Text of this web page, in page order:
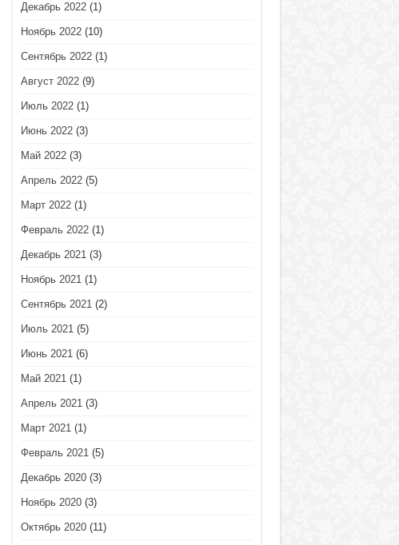
Декабрь 2022(1)
Ноябрь 2022(10)
Сентябрь 2022(1)
Август 2022(9)
Июль 2022(1)
Июнь 2022(3)
Май 2022(3)
Апрель 2022(5)
Март 2022(1)
Февраль 2022(1)
Декабрь 2021(3)
Ноябрь 2021(1)
Сентябрь 2021(2)
Июль 2021(5)
Июнь 2021(6)
Май 2021(1)
Апрель 2021(3)
Март 2021(1)
Февраль 2021(5)
Декабрь 2020(3)
Ноябрь 2020(3)
Октябрь 2020(11)